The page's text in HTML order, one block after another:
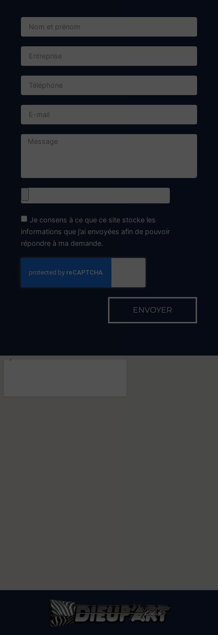
Je consens à ce que ce site stocke les
informations que j’ai envoyées afin de pouvoir
répondre à ma demande.
ENVOYER